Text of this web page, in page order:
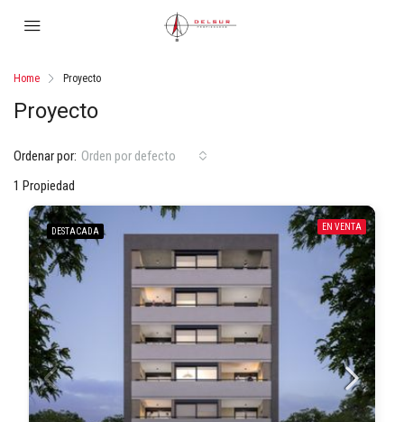
Home Proyecto
Proyecto
1 Propiedad
Ordenar por: Orden por defecto
DESTACADA EN VENTA